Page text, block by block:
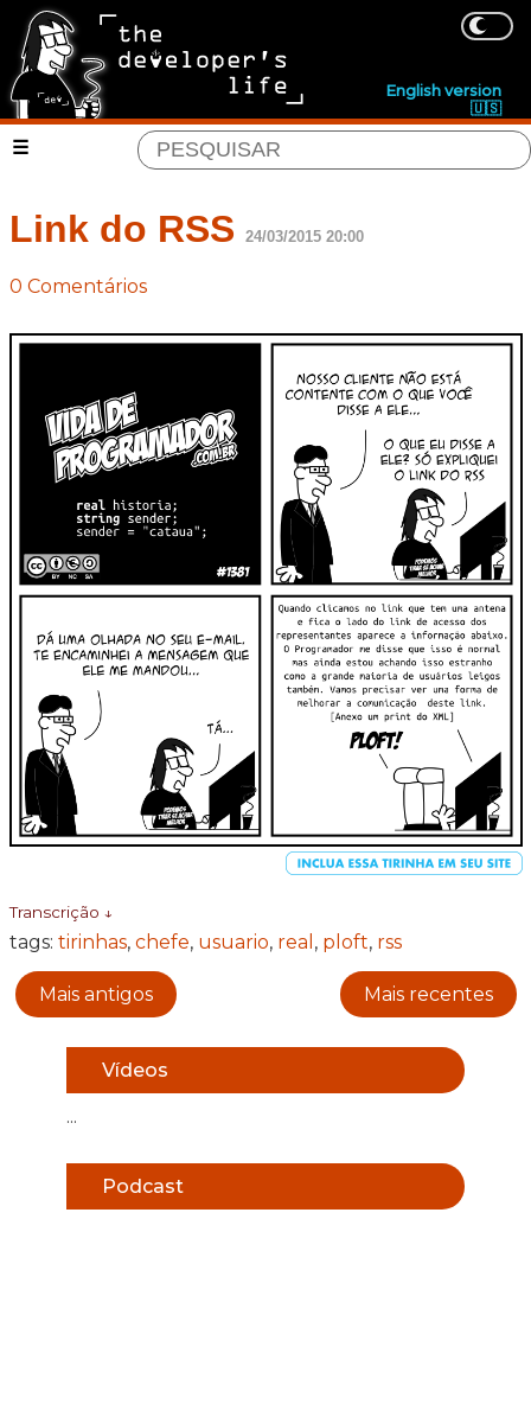
English version
🇺🇸
Link do RSS 24/03/2015 20:00
0 Comentários
Transcrição ↓
tags: tirinhas, chefe, usuario, real , ploft, rss
Mais antigos Mais recentes
Vídeos
...
Podcast